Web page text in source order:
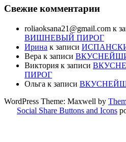
Свежие комментарии
roliaoksana21@gmail.com к
ВИШНЕВЫЙ ПИРОГ
Ирина к записи
Вера к записи
Виктория к записи
ПИРОГ
Ольга к записи
WordPress Theme: Maxwell by
Social Share Buttons and Icons